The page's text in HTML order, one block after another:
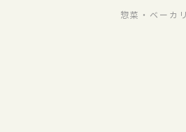
惣菜・ベーカ